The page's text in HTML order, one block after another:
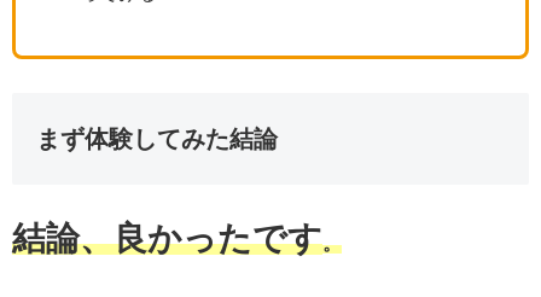
まず体験してみた結論
結論、良かったです。